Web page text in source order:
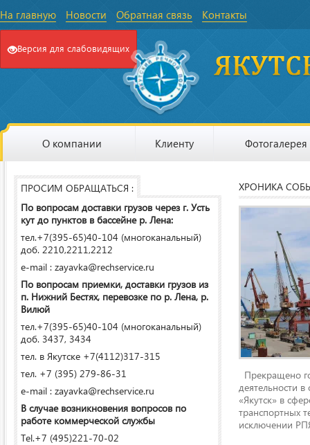
На главную Новости Обратная связь Контакты
Версия для слабовидящих
О компании Клиенту Фотогалерея
ПРОСИМ ОБРАЩАТЬСЯ :
По вопросам доставки грузов через г. Усть
кут до пунктов в бассейне р. Лена:
тел.+7(395-65)40-104 (многоканальный)
доб. 2210,2211,2212
e-mail : zayavka@rechservice.ru
По вопросам приемки, доставки грузов из
п. Нижний Бестях, перевозке по р. Лена, р.
Вилюй
тел.+7(395-65)40-104 (многоканальный)
доб. 3437, 3434
тел. в Якутске +7(4112)317-315
тел. +7 (395) 279-86-31
e-mail : zayavka@rechservice.ru
В случае возникновения вопросов по
работе коммерческой службы
Tel.+7 (495)221-70-02
ХРОНИКА
Прекращено
деятельности
«Якутск» в
транспортных
исключении